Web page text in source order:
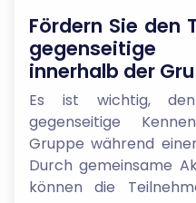
Fördern Sie den
innerhalb der
Es ist wichtig,
gegenseitige
Gruppe während
Durch gemeinsame
können die